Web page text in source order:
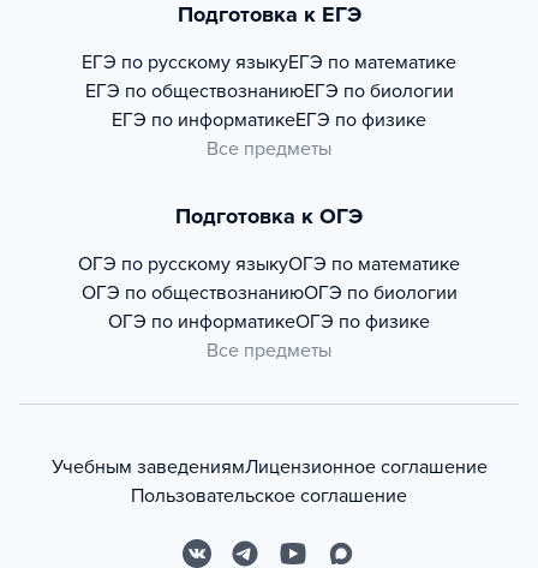
Подготовка к ЕГЭ
ЕГЭ по русскому языкуЕГЭ по математике
ЕГЭ по обществознаниюЕГЭ по биологии
ЕГЭ по информатикеЕГЭ по физике
Все предметы
Подготовка к ОГЭ
ОГЭ по русскому языкуОГЭ по математике
ОГЭ по обществознаниюОГЭ по биологии
ОГЭ по информатикеОГЭ по физике
Все предметы
Учебным заведениямЛицензионное соглашение
Пользовательское соглашение